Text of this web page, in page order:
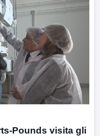
Pounds visita gli